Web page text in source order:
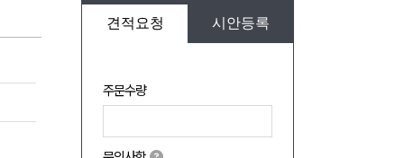
견적요청 시안등록
주문수량